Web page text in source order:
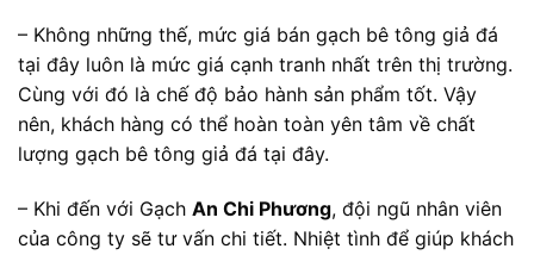
– Không những thế, mức giá bán gạch bê tông giả đá
tại đây luôn là mức giá cạnh tranh nhất trên thị trường.
Cùng với đó là chế độ bảo hành sản phẩm tốt. Vậy
nên, khách hàng có thể hoàn toàn yên tâm về chất
lượng gạch bê tông giả đá tại đây.
– Khi đến với Gạch An Chi Phương, đội ngũ nhân viên
của công ty sẽ tư vấn chi tiết. Nhiệt tình để giúp khách